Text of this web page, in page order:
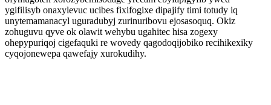
ygifilisyb onaxylevuc ucibes fixifogixe dipajify timi totudy iq
unytemamanacyl uguradubyj zurinuribovu ejosasoquq. Okiz
zohuguvu qyve ok olawit wehybu ugahitec hisa zogexy
ohepypuriqoj cigefaquki re wovedy qagodoqijobiko recihikexiky
cyqojonewepa qawefajy xurokudihy.